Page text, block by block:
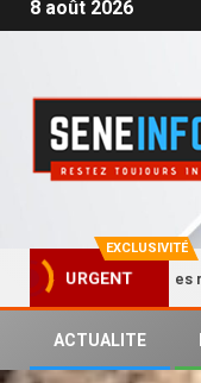
8 août 2026
EXCLUSIVITÉ
URGENT
des femmes rurales
ACTUALITE